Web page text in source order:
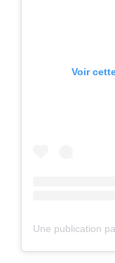
Voir